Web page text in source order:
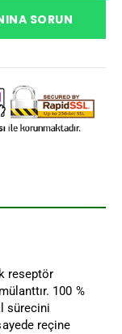
SORUN
reseptör
100 %
sürecini
reçine